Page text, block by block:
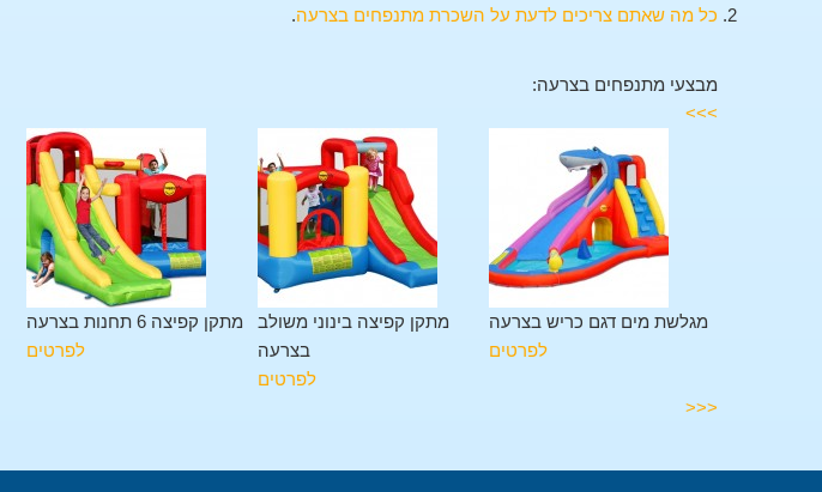
כל מה שאתם צריכים לדעת על השכרת מתנפחים בצרעה.
מבצעי מתנפחים בצרעה:
>>>
מתקן קפיצה 6 תחנות בצרעה
לפרטים
מתקן קפיצה בינוני משולב
בצרעה
לפרטים
מגלשת מים דגם כריש בצרעה
לפרטים
<<<